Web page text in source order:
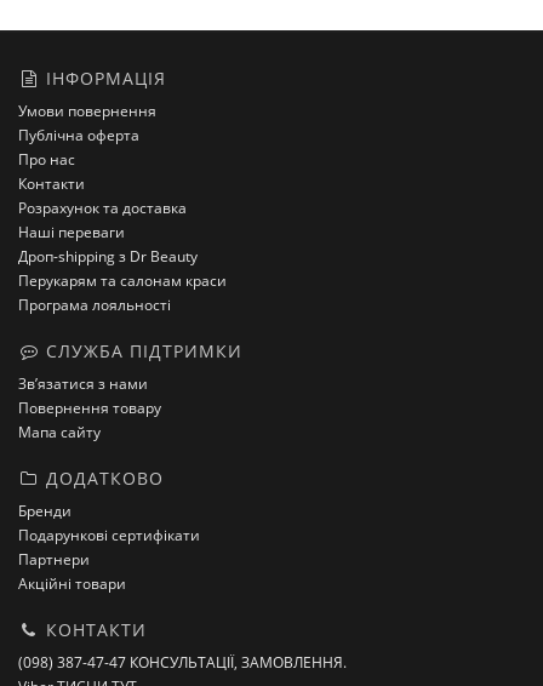
ІНФОРМАЦІЯ
Умови повернення
Публічна оферта
Про нас
Контакти
Розрахунок та доставка
Наші переваги
Дроп-shipping з Dr Beauty
Перукарям та салонам краси
Програма лояльності
СЛУЖБА ПІДТРИМКИ
Зв’язатися з нами
Повернення товару
Мапа сайту
ДОДАТКОВО
Бренди
Подарункові сертифікати
Партнери
Акційні товари
КОНТАКТИ
(098) 387-47-47 КОНСУЛЬТАЦІЇ, ЗАМОВЛЕННЯ.